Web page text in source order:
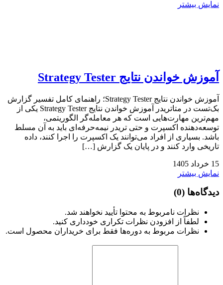
نمایش بیشتر
آموزش خواندن نتایج Strategy Tester
آموزش خواندن نتایج Strategy Tester؛ راهنمای کامل تفسیر گزارش
بک‌تست در متاتریدر آموزش خواندن نتایج Strategy Tester یکی از
مهم‌ترین مهارت‌هایی است که هر معامله‌گر الگوریتمی،
توسعه‌دهنده اکسپرت و حتی تریدر نیمه‌حرفه‌ای باید به آن مسلط
باشد. بسیاری از افراد می‌توانند یک اکسپرت را اجرا کنند، داده
تاریخی وارد کنند و در پایان یک گزارش […]
15 خرداد 1405
نمایش بیشتر
دیدگاه‌ها (0)
نظرات نامربوط به محتوا تأیید نخواهند شد.
لطفاً از افزودن نظرات تکراری خودداری کنید.
نظرات مربوط به دوره‌ها فقط برای خریداران محصول است.